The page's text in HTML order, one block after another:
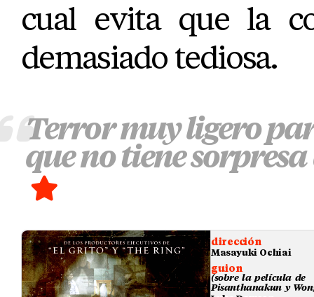
cual evita que la
demasiado tediosa.
Terror muy ligero
que no tiene
dirección
Masayuki Ochiai
guion
(sobre la película de
Pisanthanakun y